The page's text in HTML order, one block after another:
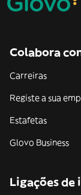
Colabora
Carreiras
Registe a sua
Estafetas
Glovo Business
Ligações de